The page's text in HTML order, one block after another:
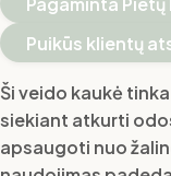
Puikūs klientų
Ši veido kaukė
siekiant atkurti
apsaugoti nuo